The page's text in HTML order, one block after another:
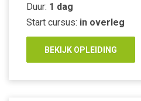
Duur: 1 dag
Start cursus: in overleg
BEKIJK OPLEIDING